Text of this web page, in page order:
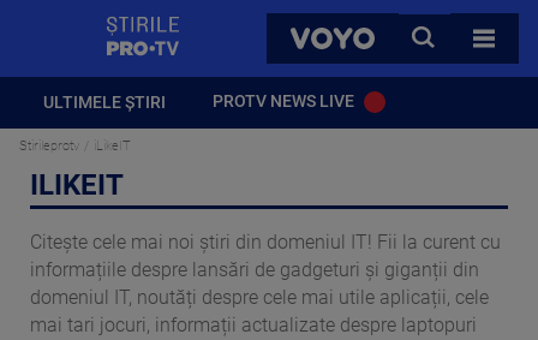
VOYO
CAUTA
TOATE
ULTIMELE ȘTIRI PROTV NEWS LIVE
Stirileprotv iLikeIT
ILIKEIT
Citește cele mai noi știri din domeniul IT! Fii la curent cu
informațiile despre lansări de gadgeturi și giganții din
domeniul IT, noutăți despre cele mai utile aplicații, cele
mai tari jocuri, informații actualizate despre laptopuri